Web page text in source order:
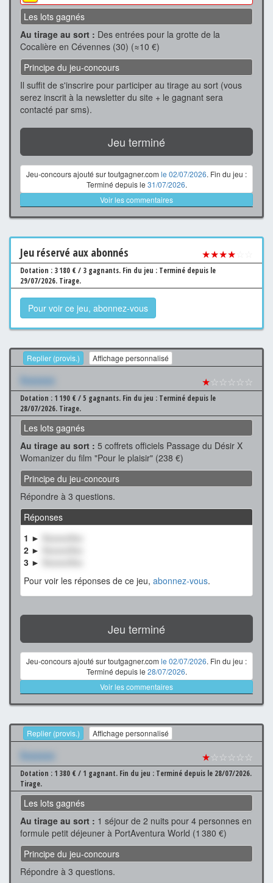
Les lots gagnés
Au tirage au sort : Des entrées pour la grotte de la
Cocalière en Cévennes (30) (≈10 €)
Principe du jeu-concours
Il suffit de s'inscrire pour participer au tirage au sort (vous
serez inscrit à la newsletter du site + le gagnant sera
contacté par sms).
Jeu terminé
Jeu-concours ajouté sur toutgagner.com le 02/07/2026. Fin du jeu :
Terminé depuis le 31/07/2026.
Voir les commentaires
Jeu réservé aux abonnés ★★★★
Dotation : 3 180 € / 3 gagnants. Fin du jeu : Terminé depuis le
29/07/2026. Tirage.
Pour voir ce jeu, abonnez-vous
Replier (provis.) Affichage personnalisé
Xxxxxxx ★☆☆☆☆☆
Dotation : 1 190 € / 5 gagnants. Fin du jeu : Terminé depuis le
28/07/2026. Tirage.
Les lots gagnés
Au tirage au sort : 5 coffrets officiels Passage du Désir X
Womanizer du film "Pour le plaisir" (238 €)
Principe du jeu-concours
Répondre à 3 questions.
Réponses
1 ►
XxxxxxXxx
2 ►
3 ►
Pour voir les réponses de ce jeu, abonnez-vous.
Jeu terminé
Jeu-concours ajouté sur toutgagner.com le 02/07/2026. Fin du jeu :
Terminé depuis le 28/07/2026.
Voir les commentaires
Replier (provis.) Affichage personnalisé
Xxxxxxx ★☆☆☆☆☆
Dotation : 1 380 € / 1 gagnant. Fin du jeu : Terminé depuis le 28/07/2026.
Tirage.
Les lots gagnés
Au tirage au sort : 1 séjour de 2 nuits pour 4 personnes en
formule petit déjeuner à PortAventura World (1 380 €)
Principe du jeu-concours
Répondre à 3 questions.